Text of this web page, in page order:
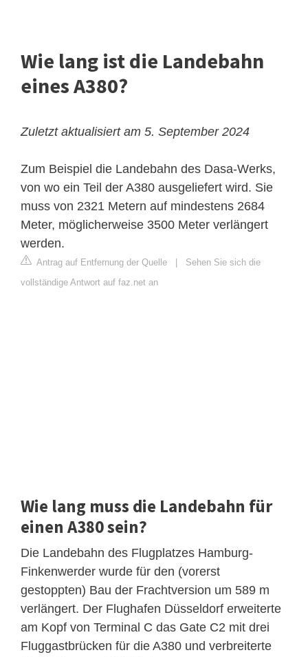
Wie lang ist die Landebahn
eines A380?
Zuletzt aktualisiert am 5. September 2024
Zum Beispiel die Landebahn des Dasa-Werks,
von wo ein Teil der A380 ausgeliefert wird. Sie
muss von 2321 Metern auf mindestens 2684
Meter, möglicherweise 3500 Meter verlängert
werden.
Antrag auf Entfernung der Quelle
Sehen Sie sich die
vollständige Antwort auf faz.net an
Wie lang muss die Landebahn für
einen A380 sein?
Die Landebahn des Flugplatzes Hamburg-
Finkenwerder wurde für den (vorerst
gestoppten) Bau der Frachtversion um 589 m
verlängert. Der Flughafen Düsseldorf erweiterte
am Kopf von Terminal C das Gate C2 mit drei
Fluggastbrücken für die A380 und verbreiterte